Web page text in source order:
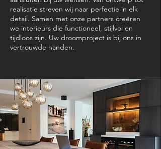
realisatie streven wij naar perfectie in elk
detail. Samen met onze partners creëren
we interieurs die functioneel, stijlvol en
tijdloos zijn. Uw droomproject is bij ons in
vertrouwde handen.